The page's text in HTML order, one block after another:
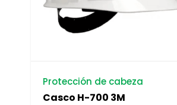
Protección de cabeza
Casco H-700 3M